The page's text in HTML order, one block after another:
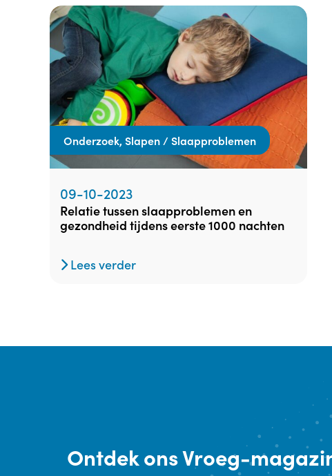
Onderzoek, Slapen / Slaapproblemen
09-10-2023
relatie tussen slaapproblemen en
gezondheid tijdens eerste 1000 nachten
Lees verder
Ontdekons Vroeg-